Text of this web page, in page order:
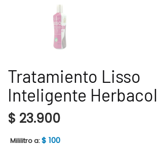
Tratamiento Lisso
Inteligente Herbacol
$ 23.900
Mililitro a:$ 100